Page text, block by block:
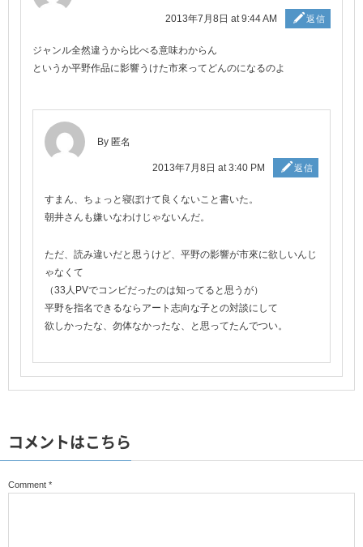
2013年7月8日 at 9:44 AM 返信
ジャンル全然違うから比べる意味わからん
というか平野作品に影響うけた市來ってどんのになるのよ
By 匿名
2013年7月8日 at 3:40 PM 返信
すまん、ちょっと寝ぼけて良くないこと書いた。
朝井さんも嫌いなわけじゃないんだ。
ただ、読み違いだと思うけど、平野の影響が市來に欲しいんじ
ゃなくて
（33人PVでコンビだったのは知ってると思うが）
平野を指名できるならアート志向な子との対談にして
欲しかったな、勿体なかったな、と思ってたんでつい。
コメントはこちら
Comment *